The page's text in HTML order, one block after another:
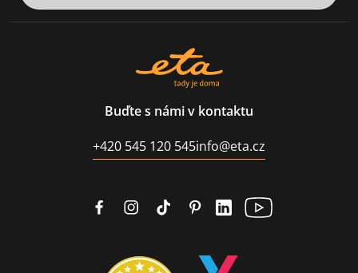
Buďte s námi v kontaktu
+420 545 120 545info@eta.cz